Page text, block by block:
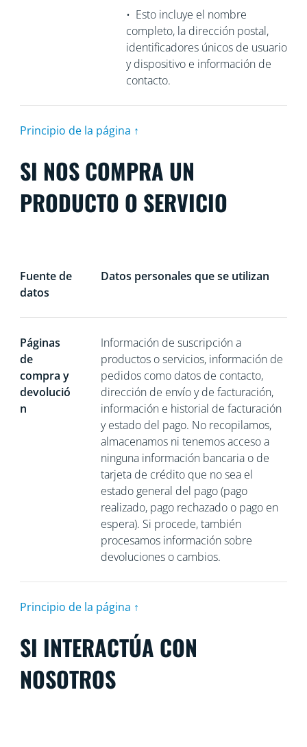
• Esto incluye el nombre
completo, la dirección postal,
identificadores únicos de usuario
y dispositivo e información de
contacto.
Principio de la página ↑
SI NOS COMPRA UN
PRODUCTO O SERVICIO
Fuente de
datos
Datos personales que se utilizan
Páginas
de
compra y
devolució
n
Información de suscripción a
productos o servicios, información de
pedidos como datos de contacto,
dirección de envío y de facturación,
información e historial de facturación
y estado del pago. No recopilamos,
almacenamos ni tenemos acceso a
ninguna información bancaria o de
tarjeta de crédito que no sea el
estado general del pago (pago
realizado, pago rechazado o pago en
espera). Si procede, también
procesamos información sobre
devoluciones o cambios.
Principio de la página ↑
SI INTERACTÚA CON
NOSOTROS